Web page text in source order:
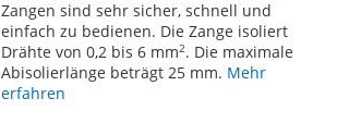
Zangen sind sehr sicher, schnell und
einfach zu bedienen. Die Zange isoliert
Drähte von 0,2 bis 6 mm2. Die maximale
Abisolierlänge beträgt 25 mm. Mehr
erfahren